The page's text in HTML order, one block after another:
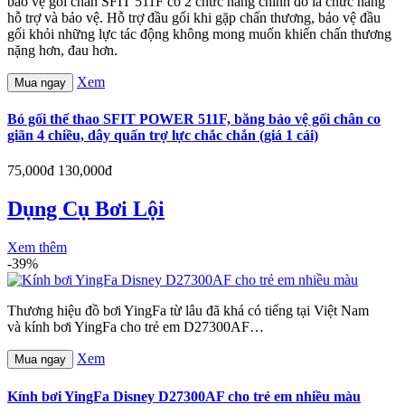
hỗ trợ và bảo vệ. Hỗ trợ đầu gối khi gặp chấn thương, bảo vệ đầu
gối khỏi những lực tác động không mong muốn khiến chấn thương
nặng hơn, đau hơn.
Mua ngay Xem
Bó gối thể thao SFIT POWER 511F, băng bảo vệ gối chân co
giãn 4 chiều, dây quấn trợ lực chắc chắn (giá 1 cái)
75,000đ 130,000đ
Dụng Cụ Bơi Lội
Xem thêm
-39%
Thương hiệu đồ bơi YingFa từ lâu đã khá có tiếng tại Việt Nam
và kính bơi YingFa cho trẻ em D27300AF…
Mua ngay Xem
Kính bơi YingFa Disney D27300AF cho trẻ em nhiều màu